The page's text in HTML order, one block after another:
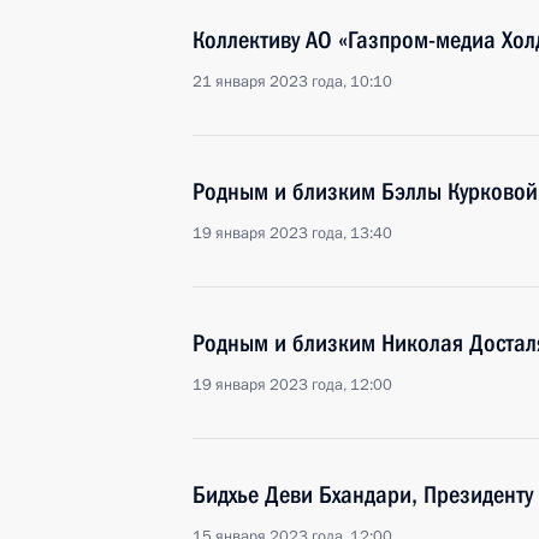
Коллективу АО «Газпром-медиа
21 января 2023 года, 10:10
Родным и близким Бэллы Курковой
19 января 2023 года, 13:40
Родным и близким Николая
19 января 2023 года, 12:00
Бидхье Деви Бхандари,